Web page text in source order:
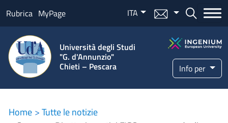
Salta al contenuto principale
Rubrica MyPage ITA Menu mail Bottone
Università degli Studi
"G. d'Annunzio"
Chieti – Pescara Info per
Home
Tutte le notizie